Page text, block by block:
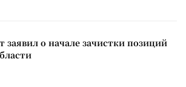
заявил о начале зачистки позиций